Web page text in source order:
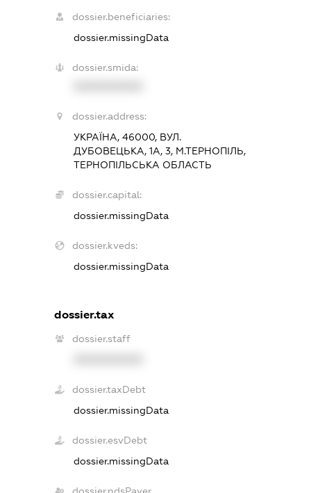
dossier.beneficiaries:
dossier.missingData
dossier.smida:
dossier.address:
УКРАЇНА, 46000, ВУЛ.
ДУБОВЕЦЬКА, 1А, 3, М.ТЕРНОПІЛЬ,
ТЕРНОПІЛЬСЬКА ОБЛАСТЬ
dossier.capital:
dossier.missingData
dossier.kveds:
dossier.missingData
dossier.tax
dossier.staff
dossier.taxDebt
dossier.missingData
dossier.esvDebt
dossier.missingData
dossier.ndsPayer